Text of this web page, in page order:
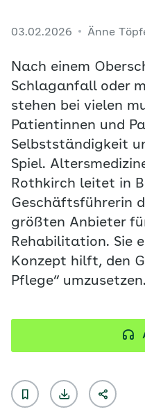
03.02.2026 Änne
Nach einem
Schlaganfall oder
stehen bei vielen
Patientinnen und
Selbstständigkeit
Spiel.
Rothkirch leitet in
Geschäftsführerin
größten Anbieter
Rehabilitation. Sie
Konzept hilft, den
Pflege“ umzusetzen.